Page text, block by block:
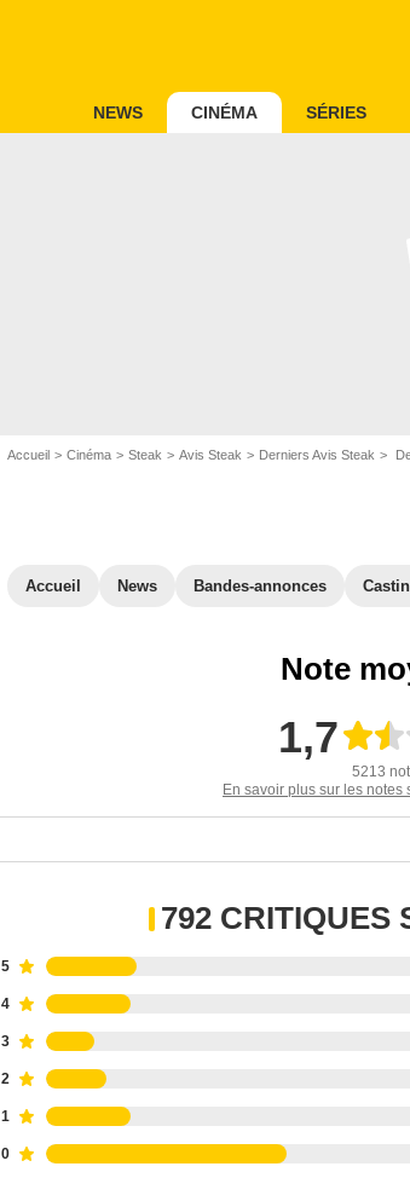
NEWS CINÉMA SÉRIES
Accueil Cinéma Steak Avis Steak Derniers Avis Steak
Accueil News Bandes-annonces
Note
1,7
5213
En savoir plus sur les notes
792 CRITIQUES
5
4
3
2
1
0